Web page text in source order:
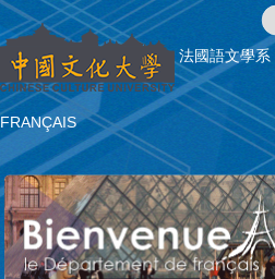
跳
到
主
要
內
容
區
法國語文學系
FRANÇAIS